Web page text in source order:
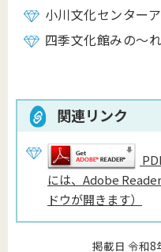
小川文化センター
四季文化館みの～
関連リンク
には、Adobe
ドウが開きます）
掲載日 令和8